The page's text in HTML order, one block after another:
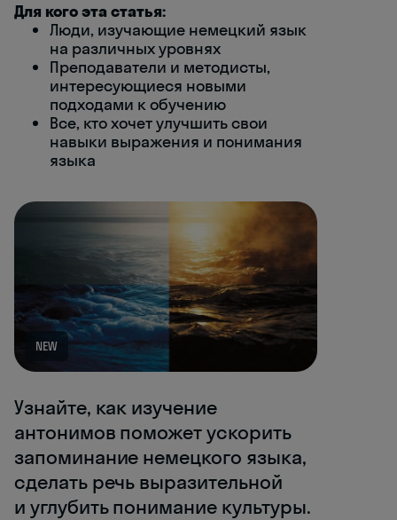
Для кого эта статья:
Люди, изучающие немецкий язык
на различных уровнях
Преподаватели и методисты,
интересующиеся новыми
подходами к обучению
Все, кто хочет улучшить свои
навыки выражения и понимания
языка
NEW
Узнайте, как изучение
антонимов поможет ускорить
запоминание немецкого языка,
сделать речь выразительной
и углубить понимание культуры.